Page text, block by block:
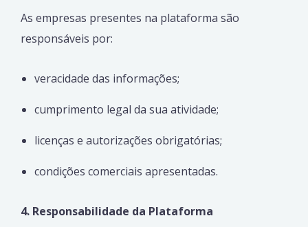
As empresas presentes na plataforma são
responsáveis por:
veracidade das informações;
cumprimento legal da sua atividade;
licenças e autorizações obrigatórias;
condições comerciais apresentadas.
4. Responsabilidade da Plataforma